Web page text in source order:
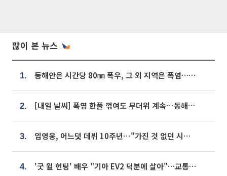
많이 본 뉴스
1. 동해안은 시간당 80㎜ 폭우, 그 외 지역은 폭염…‘극과 극 날씨’
2. [내일 날씨] 폭염 한풀 꺾여도 무더위 계속⋯동해안 이틀 연속 비
3. 임영웅, 어느덧 데뷔 10주년⋯"가진 것 없던 시절, 내 앞엔 20명의 팬뿐"
4. '굿 윌 헌팅' 배우 "기아 EV2 덕분에 살아"…교통사고 후 안전성 극찬